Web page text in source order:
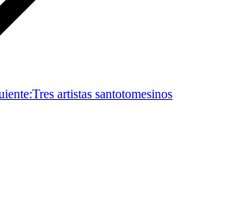
Tres artistas santotomesinos